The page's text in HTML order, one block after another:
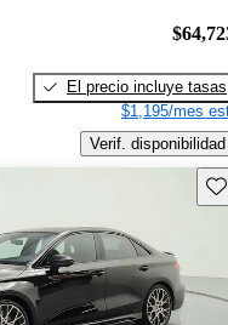
El precio incluye tasas
$1,195/mes
Verif. disponibilidad